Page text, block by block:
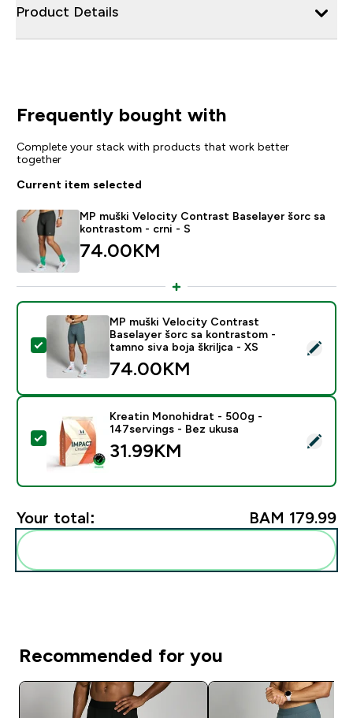
Product Details
Frequently bought with
Complete your stack with products that work better
together
Current item selected
MP muški Velocity Contrast Baselayer šorc sa
kontrastom - crni - S
74.00KM‎
Select this product - MP muški Velocity Contrast
MP muški Velocity Contrast
Baselayer šorc sa kontrastom -
tamno siva boja škriljca - XS
74.00KM‎
Select this product - Kreatin Monohidrat - 500g -
Kreatin Monohidrat - 500g -
147servings - Bez ukusa
31.99KM‎
Your total: BAM 179.99‎
Recommended for you